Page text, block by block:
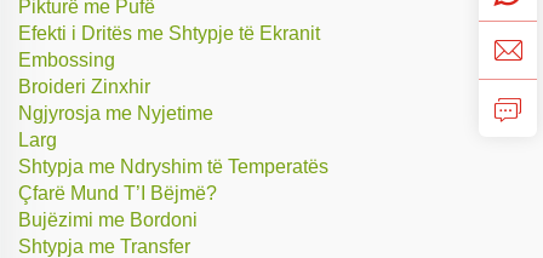
Pikturë me Pufë
Efekti i Dritës me Shtypje të Ekranit
Embossing
Broideri Zinxhir
Ngjyrosja me Nyjetime
Larg
Shtypja me Ndryshim të Temperatës
Çfarë Mund T’I Bëjmë?
Bujëzimi me Bordoni
Shtypja me Transfer